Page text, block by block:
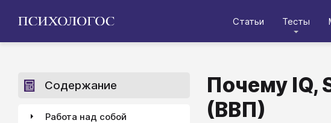
Статьи Тесты
Почему IQ,
(ВВП)
Содержание
Работа над собой